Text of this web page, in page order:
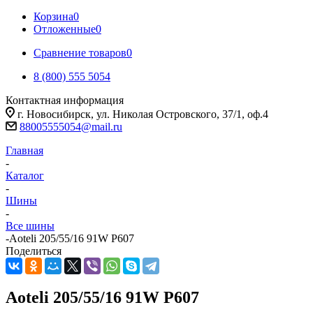
Корзина0
Отложенные0
Сравнение товаров0
8 (800) 555 5054
Контактная информация
г. Новосибирск, ул. Николая Островского, 37/1, оф.4
88005555054@mail.ru
Главная
-
Каталог
-
Шины
-
Все шины
-Aoteli 205/55/16 91W P607
Поделиться
Aoteli 205/55/16 91W P607